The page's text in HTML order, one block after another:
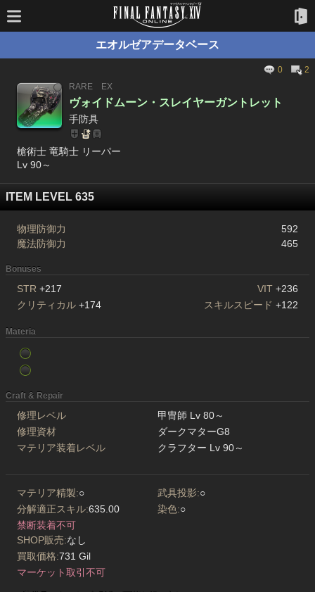
エオルゼアデータベース
0
2
RARE
EX
ヴォイドムーン・スレイヤーガントレット
手防具
槍術士 竜騎士 リーパー
Lv 90～
ITEM LEVEL 635
物理防御力
592
魔法防御力
465
Bonuses
STR +217 VIT +236
クリティカル +174 スキルスピード +122
Materia
Craft & Repair
修理レベル
甲冑師 Lv 80～
修理資材
ダークマターG8
マテリア装着レベル
クラフター Lv 90～
マテリア精製:○ 武具投影:○
分解適正スキル:635.00 染色:○
禁断装着不可
SHOP販売:なし
買取価格:731 Gil
マーケット取引不可